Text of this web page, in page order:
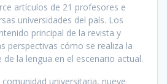
artículos de 21 profesores e
universidades del país. Los
principal de la revista y
perspectivas cómo se realiza la
de la lengua en el escenario actual.
universitaria, nueve